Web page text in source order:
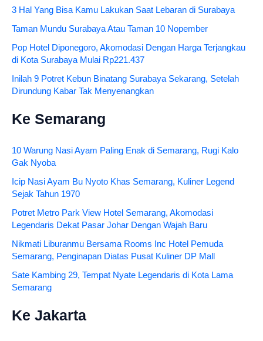
3 Hal Yang Bisa Kamu Lakukan Saat Lebaran di Surabaya
Taman Mundu Surabaya Atau Taman 10 Nopember
Pop Hotel Diponegoro, Akomodasi Dengan Harga Terjangkau
di Kota Surabaya Mulai Rp221.437
Inilah 9 Potret Kebun Binatang Surabaya Sekarang, Setelah
Dirundung Kabar Tak Menyenangkan
Ke Semarang
10 Warung Nasi Ayam Paling Enak di Semarang, Rugi Kalo
Gak Nyoba
Icip Nasi Ayam Bu Nyoto Khas Semarang, Kuliner Legend
Sejak Tahun 1970
Potret Metro Park View Hotel Semarang, Akomodasi
Legendaris Dekat Pasar Johar Dengan Wajah Baru
Nikmati Liburanmu Bersama Rooms Inc Hotel Pemuda
Semarang, Penginapan Diatas Pusat Kuliner DP Mall
Sate Kambing 29, Tempat Nyate Legendaris di Kota Lama
Semarang
Ke Jakarta